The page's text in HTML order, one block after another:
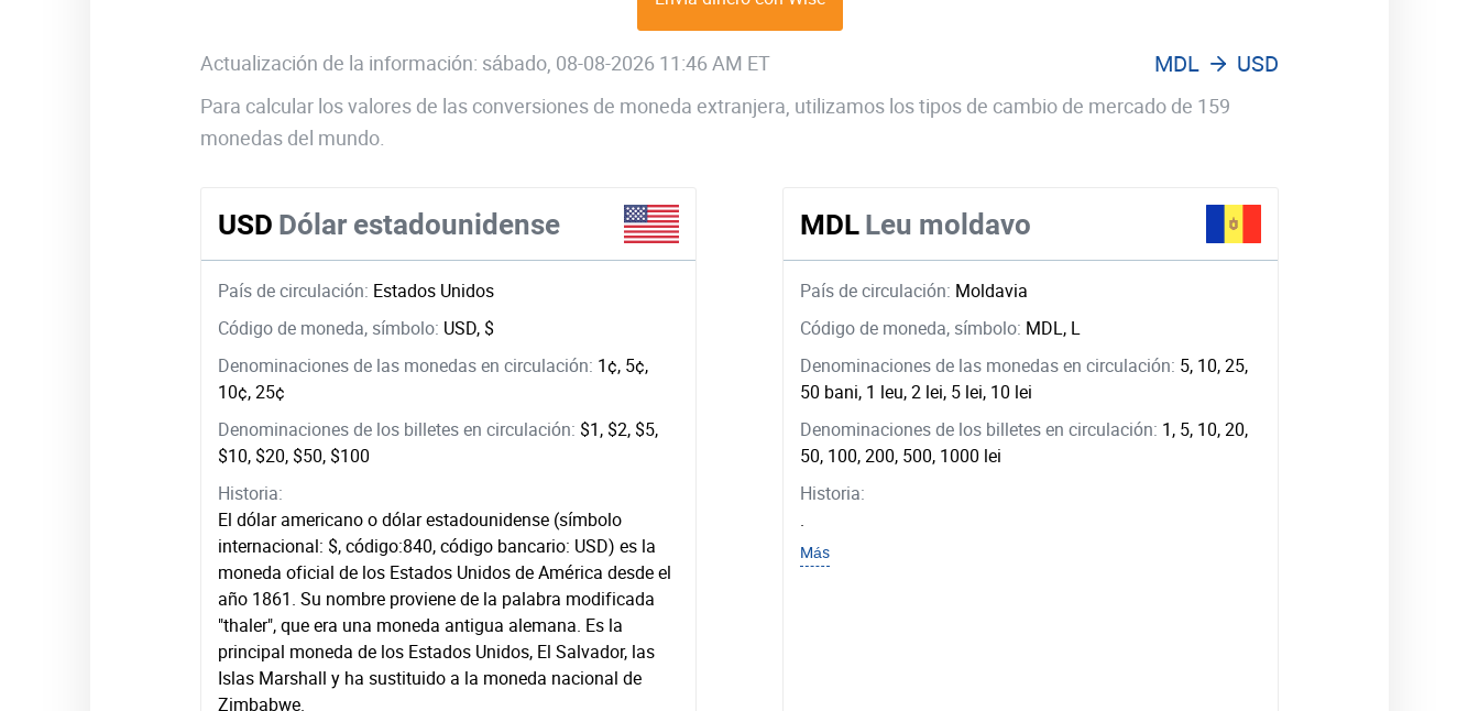
Actualización de la información: sábado, 08-08-2026 11:46 AM ET MDL USD
Para calcular los valores de las conversiones de moneda extranjera, utilizamos los tipos de cambio de mercado de 159
monedas del mundo.
USD Dólar estadounidense
País de circulación: Estados Unidos
Código de moneda, símbolo: USD, $
Denominaciones de las monedas en circulación: 1¢, 5¢,
10¢, 25¢
Denominaciones de los billetes en circulación: $1, $2, $5,
$10, $20, $50, $100
Historia:
El dólar americano o dólar estadounidense (símbolo
internacional: $, código:840, código bancario: USD) es la
moneda oficial de los Estados Unidos de América desde el
año 1861. Su nombre proviene de la palabra modificada
"thaler", que era una moneda antigua alemana. Es la
principal moneda de los Estados Unidos, El Salvador, las
Islas Marshall y ha sustituido a la moneda nacional de
Zimbabwe.
MDL Leu moldavo
País de circulación: Moldavia
Código de moneda, símbolo: MDL, L
Denominaciones de las monedas en circulación: 5, 10, 25,
50 bani, 1 leu, 2 lei, 5 lei, 10 lei
Denominaciones de los billetes en circulación: 1, 5, 10, 20,
50, 100, 200, 500, 1000 lei
Historia:
.
Más